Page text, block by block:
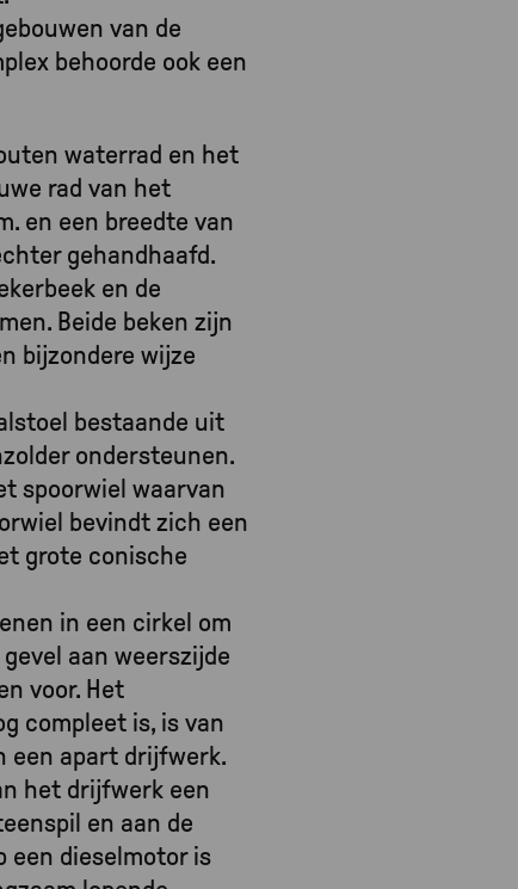
van de
behoorde ook een
waterrad en het
rad van het
en een breedte van
gehandhaafd.
en de
Beide beken zijn
bijzondere wijze
bestaande uit
ondersteunen.
spoorwiel waarvan
bevindt zich een
grote conische
in een cirkel om
aan weerszijde
voor. Het
compleet is, is van
een apart drijfwerk.
het drijfwerk een
en aan de
een dieselmotor is